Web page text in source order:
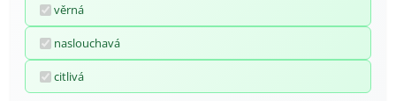
věrná
naslouchavá
citlivá